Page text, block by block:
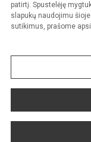
patirtį. Spustelėję
slapukų naudojimu
sutikimus, prašome
Sumanus būdas